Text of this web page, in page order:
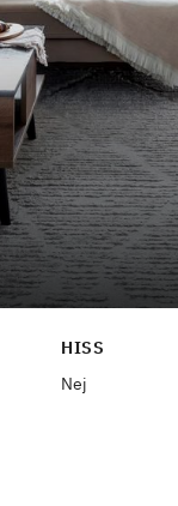
HISS
Nej